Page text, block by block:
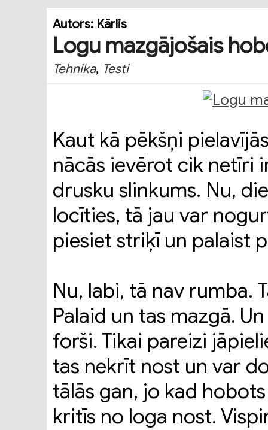
Autors: Kārlis
Logu mazgājošais
Tehnika, Testi
Kaut kā pēkšņi
nācās ievērot cik netīri
drusku slinkums. Nu,
locīties, tā jau var
piesiet striķī un palaist
Nu, labi, tā nav rumba.
Palaid un tas mazgā.
forši. Tikai pareizi
tas nekrīt nost un var
tālās gan, jo kad
kritīs no loga nost.